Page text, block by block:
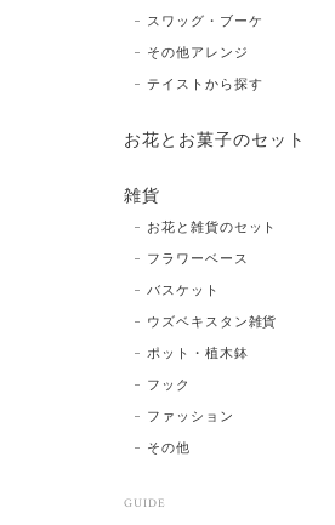
スワッグ・ブーケ
その他アレンジ
テイストから探す
お花とお菓子のセット
雑貨
お花と雑貨のセット
フラワーベース
バスケット
ウズベキスタン雑貨
ポット・植木鉢
フック
ファッション
その他
GUIDE